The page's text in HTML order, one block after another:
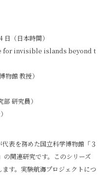
（日本時間）
for invisible islands beyond t
物館 教授）
研究員）
表を務めた国立科学博物館「３
関連研究です。このシリーズ
す。実験航海プロジェクトにつ